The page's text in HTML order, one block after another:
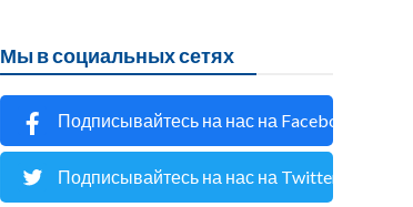
Мы в социальных сетях
Подписывайтесь на нас на Facebook
Подписывайтесь на нас на Twitter